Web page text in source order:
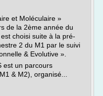
et Moléculaire »
de la 2ème année du
choisi suite à la pré-
2 du M1 par le suivi
& Evolutive ».
est un parcours
& M2), organisé...